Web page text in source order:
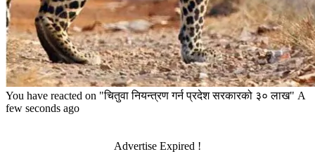
You have reacted on "चितुवा नियन्त्रण गर्न प्रदेश सरकारको ३० लाख" A
few seconds ago
Advertise Expired !